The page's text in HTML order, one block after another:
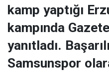
kamp yaptığı
kampında
yanıtladı.
Samsunspor